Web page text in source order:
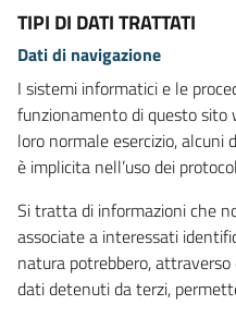
TIPI DI DATI TRATTATI
Dati di navigazione
I sistemi informatici e le
funzionamento di questo sito
loro normale esercizio, alcuni
è implicita nell’uso dei
Si tratta di informazioni che
associate a interessati
natura potrebbero, attraverso
dati detenuti da terzi,